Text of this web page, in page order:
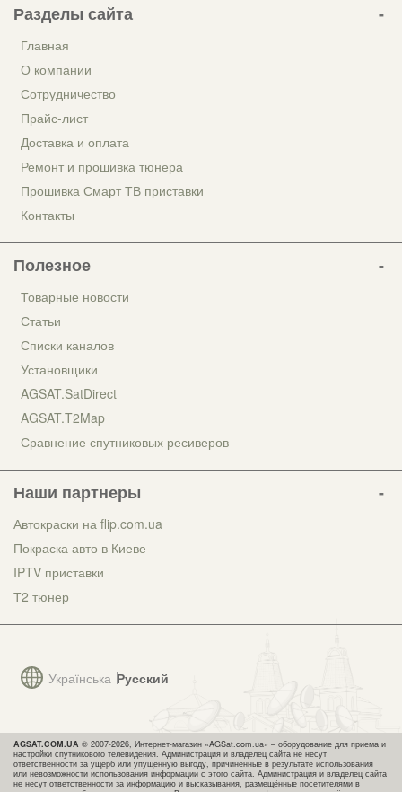
Українська Русский
Разделы сайта
Главная
О компании
Сотрудничество
Прайс-лист
Доставка и оплата
Ремонт и прошивка тюнера
Прошивка Смарт ТВ приставки
Контакты
Полезное
Товарные новости
Статьи
Списки каналов
Установщики
AGSAT.SatDirect
AGSAT.T2Map
Сравнение спутниковых ресиверов
Наши партнеры
Автокраски на flip.com.ua
Покраска авто в Киеве
IPTV приставки
Т2 тюнер
AGSAT.COM.UA © 2007-2026, Интернет-магазин «AGSat.com.ua» – оборудование для приема и
настройки спутникового телевидения. Администрация и владелец сайта не несут
ответственности за ущерб или упущенную выгоду, причинённые в результате использования
или невозможности использования информации с этого сайта. Администрация и владелец сайта
не несут ответственности за информацию и высказывания, размещённые посетителями в